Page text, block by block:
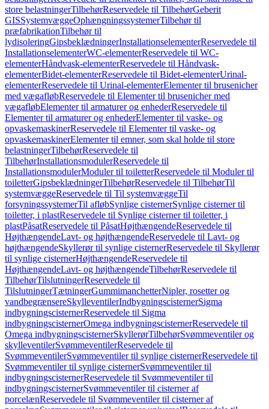
store belastningerTilbehørReservedele til TilbehørGeberit
GISSystemvæggeOphængningssystemerTilbehør til
præfabrikationTilbehør til
lydisoleringGipsbeklædningerInstallationselementerReservedele til
InstallationselementerWC-elementerReservedele til WC-
elementerHåndvask-elementerReservedele til Håndvask-
elementerBidet-elementerReservedele til Bidet-elementerUrinal-
elementerReservedele til Urinal-elementerElementer til brusenicher
med vægafløbReservedele til Elementer til brusenicher med
vægafløbElementer til armaturer og enhederReservedele til
Elementer til armaturer og enhederElementer til vaske- og
opvaskemaskinerReservedele til Elementer til vaske- og
opvaskemaskinerElementer til emner, som skal holde til store
belastningerTilbehørReservedele til
TilbehørInstallationsmodulerReservedele til
InstallationsmodulerModuler til toiletterReservedele til Moduler til
toiletterGipsbeklædningerTilbehørReservedele til TilbehørTil
systemvæggeReservedele til Til systemvæggeTil
forsyningssystemerTil afløbSynlige cisternerSynlige cisterner til
toiletter, i plastReservedele til Synlige cisterner til toiletter, i
plastPåsatReservedele til PåsatHøjthængendeReservedele til
HøjthængendeLavt- og højthængendeReservedele til Lavt- og
højthængendeSkyllerør til synlige cisternerReservedele til Skyllerør
til synlige cisternerHøjthængendeReservedele til
HøjthængendeLavt- og højthængendeTilbehørReservedele til
TilbehørTilslutningerReservedele til
TilslutningerTætningerGummimanchetterNipler, rosetter og
vandbegrænsereSkylleventilerIndbygningscisternerSigma
indbygningscisternerReservedele til Sigma
indbygningscisternerOmega indbygningscisternerReservedele til
Omega indbygningscisternerSkyllerørTilbehørSvømmeventiler og
skylleventilerSvømmeventilerReservedele til
SvømmeventilerSvømmeventiler til synlige cisternerReservedele til
Svømmeventiler til synlige cisternerSvømmeventiler til
indbygningscisternerReservedele til Svømmeventiler til
indbygningscisternerSvømmeventiler til cisterner af
porcelænReservedele til Svømmeventiler til cisterner af